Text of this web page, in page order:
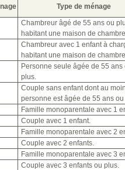
Type de ménage
Chambreur âgé de 55 ans ou
habitant une maison de
Chambreur avec 1 enfant à
habitant une maison de
Personne seule âgée de 55 ans
plus.
Couple sans enfant dont au
personne est âgée de 55 ans ou
Famille monoparentale avec 1
Couple avec 1 enfant.
Famille monoparentale avec 2
Couple avec 2 enfants.
Famille monoparentale avec 3
Couple avec 3 enfants ou plus.